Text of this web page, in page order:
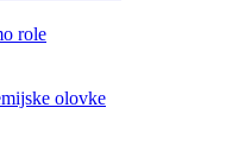
role
olovke